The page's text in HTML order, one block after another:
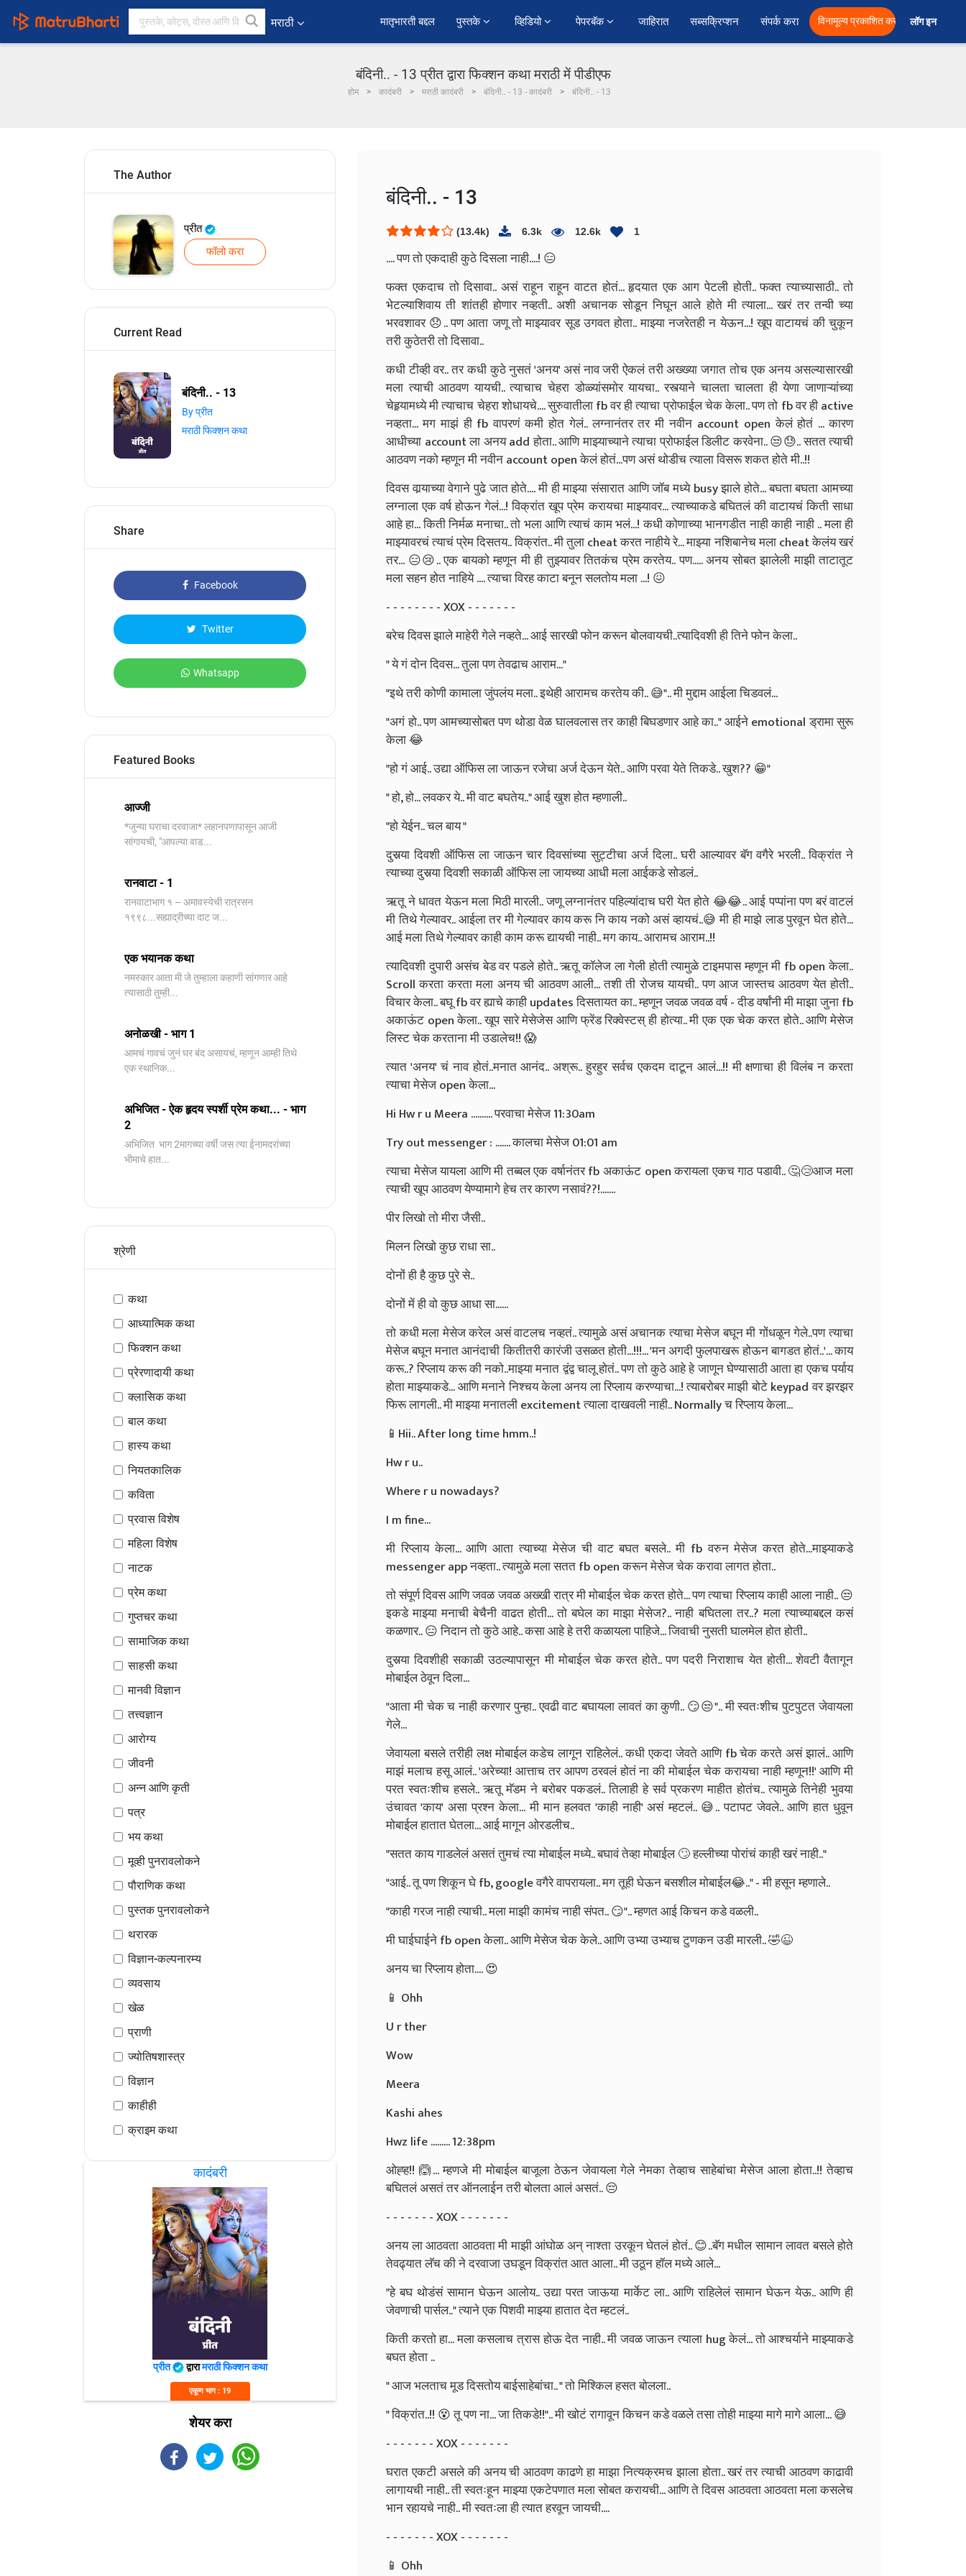
मराठी ﻿मातृभारती बद्दल पुस्तके व्हिडियो पेपरबॅक जाहिरात सब्सक्रिप्शन संपर्क करा विनामूल्य प्रकाशित करा लॉग इन
बंदिनी.. - 13 प्रीत द्वारा फिक्शन कथा मराठी में पीडीएफ
होम कादंबरी मराठी कादंबरी बंदिनी.. - 13 - कादंबरी बंदिनी.. - 13
The Author
प्रीत
फॉलो करा
Current Read
बंदिनी.. - 13
By प्रीत
मराठी फिक्शन कथा
Share
Facebook
Twitter
Whatsapp
Featured Books
आज्जी
*जुन्या घराचा दरवाजा* लहानपणापासून आजी
सांगायची, "आपल्या वाड...
रानवाटा - 1
रानवाटाभाग १ – अमावस्येची रात्रसन
१९९८...सह्याद्रीच्या दाट ज...
एक भयानक कथा
नमस्कार आता मी जे तुम्हाला कहाणी सांगणार आहे
त्यासाठी तुम्ही...
अनोळखी - भाग 1
आमचं गावचं जुनं घर बंद असायचं, म्हणून आम्ही तिथे
एक स्थानिक...
अभिजित - ऐक हृदय स्पर्शी प्रेम कथा... - भाग
2
️अभिजित ️ भाग 2मागच्या वर्षी जस त्या ईनामदरांच्या
भीमाचे हात...
श्रेणी
कथा
आध्यात्मिक कथा
फिक्शन कथा
प्रेरणादायी कथा
क्लासिक कथा
बाल कथा
हास्य कथा
नियतकालिक
कविता
प्रवास विशेष
महिला विशेष
नाटक
प्रेम कथा
गुप्तचर कथा
सामाजिक कथा
साहसी कथा
मानवी विज्ञान
तत्त्वज्ञान
आरोग्य
जीवनी
अन्न आणि कृती
पत्र
भय कथा
मूव्ही पुनरावलोकने
पौराणिक कथा
पुस्तक पुनरावलोकने
थरारक
विज्ञान-कल्पनारम्य
व्यवसाय
खेळ
प्राणी
ज्योतिषशास्त्र
विज्ञान
काहीही
क्राइम कथा
कादंबरी
प्रीत द्वारामराठी फिक्शन कथा
एकूण भाग : 19
शेयर करा
बंदिनी.. - 13
(13.4k) 6.3k 12.6k 1
.... पण तो एकदाही कुठे दिसला नाही....! 😑
फक्त एकदाच तो दिसावा.. असं राहून राहून वाटत होतं... हृदयात एक आग पेटली होती.. फक्त त्याच्यासाठी.. तो
भेटल्याशिवाय ती शांतही होणार नव्हती.. अशी अचानक सोडून निघून आले होते मी त्याला... खरं तर तन्वी च्या
भरवशावर 😞.. पण आता जणू तो माझ्यावर सूड उगवत होता.. माझ्या नजरेतही न येऊन...! खूप वाटायचं की चुकून
तरी कुठेतरी तो दिसावा..
कधी टीव्ही वर.. तर कधी कुठे नुसतं 'अनय' असं नाव जरी ऐकलं तरी अख्ख्या जगात तोच एक अनय असल्यासारखी
मला त्याची आठवण यायची.. त्याचाच चेहरा डोळ्यांसमोर यायचा.. रस्त्याने चालता चालता ही येणा जाणाऱ्यांच्या
चेहर्‍यामध्ये मी त्याचाच चेहरा शोधायचे.... सुरुवातीला fb वर ही त्याचा प्रोफाईल चेक केला.. पण तो fb वर ही active
नव्हता... मग माझं ही fb वापरणं कमी होत गेलं.. लग्नानंतर तर मी नवीन account open केलं होतं ... कारण
आधीच्या account ला अनय add होता.. आणि माझ्याच्याने त्याचा प्रोफाईल डिलीट करवेना.. 😒😓.. सतत त्याची
आठवण नको म्हणून मी नवीन account open केलं होतं...पण असं थोडीच त्याला विसरू शकत होते मी..!!
दिवस वार्‍याच्या वेगाने पुढे जात होते.... मी ही माझ्या संसारात आणि जॉब मध्ये busy झाले होते... बघता बघता आमच्या
लग्नाला एक वर्ष होऊन गेलं...! विक्रांत खूप प्रेम करायचा माझ्यावर... त्याच्याकडे बघितलं की वाटायचं किती साधा
आहे हा... किती निर्मळ मनाचा.. तो भला आणि त्याचं काम भलं...! कधी कोणाच्या भानगडीत नाही काही नाही .. मला ही
माझ्यावरचं त्याचं प्रेम दिसतय.. विक्रांत.. मी तुला cheat करत नाहीये रे... माझ्या नशिबानेच मला cheat केलंय खरं
तर... 😑😢.. एक बायको म्हणून मी ही तुझ्यावर तितकंच प्रेम करतेय.. पण..... अनय सोबत झालेली माझी ताटातूट
मला सहन होत नाहिये .... त्याचा विरह काटा बनून सलतोय मला ...! 😖
- - - - - - - - XOX - - - - - - -
बरेच दिवस झाले माहेरी गेले नव्हते... आई सारखी फोन करून बोलवायची..त्यादिवशी ही तिने फोन केला..
" ये गं दोन दिवस... तुला पण तेवढाच आराम..."
"इथे तरी कोणी कामाला जुंपलंय मला.. इथेही आरामच करतेय की.. 😅".. मी मुद्दाम आईला चिडवलं...
"अगं हो.. पण आमच्यासोबत पण थोडा वेळ घालवलास तर काही बिघडणार आहे का.." आईने emotional ड्रामा सुरू
केला 😂
"हो गं आई.. उद्या ऑफिस ला जाऊन रजेचा अर्ज देऊन येते.. आणि परवा येते तिकडे.. खुश?? 😁"
" हो, हो... लवकर ये.. मी वाट बघतेय.." आई खुश होत म्हणाली..
"हो येईन.. चल बाय "
दुसर्‍या दिवशी ऑफिस ला जाऊन चार दिवसांच्या सुट्टीचा अर्ज दिला.. घरी आल्यावर बॅग वगैरे भरली.. विक्रांत ने
त्याच्या दुसर्‍या दिवशी सकाळी ऑफिस ला जायच्या आधी मला आईकडे सोडलं..
ऋतू ने धावत येऊन मला मिठी मारली.. जणू लग्नानंतर पहिल्यांदाच घरी येत होते 😂😂..आई पप्पांना पण बरं वाटलं
मी तिथे गेल्यावर.. आईला तर मी गेल्यावर काय करू नि काय नको असं व्हायचं..😅मी ही माझे लाड पुरवून घेत होते...
आई मला तिथे गेल्यावर काही काम करू द्यायची नाही.. मग काय.. आरामच आराम..!!
त्यादिवशी दुपारी असंच बेड वर पडले होते.. ऋतू कॉलेज ला गेली होती त्यामुळे टाइमपास म्हणून मी fb open केला..
Scroll करता करता मला अनय ची आठवण आली... तशी ती रोजच यायची.. पण आज जास्तच आठवण येत होती..
विचार केला.. बघू fb वर ह्याचे काही updates दिसतायत का.. म्हणून जवळ जवळ वर्ष - दीड वर्षांनी मी माझा जुना fb
अकाऊंट open केला.. खूप सारे मेसेजेस आणि फ्रेंड रिक्वेस्टस् ही होत्या.. मी एक एक चेक करत होते.. आणि मेसेज
लिस्ट चेक करताना मी उडालेच!! 😱
त्यात 'अनय' चं नाव होतं..मनात आनंद.. अश्रू.. हुरहुर सर्वच एकदम दाटून आलं...!! मी क्षणाचा ही विलंब न करता
त्याचा मेसेज open केला...
Hi Hw r u Meera .......... परवाचा मेसेज 11:30am
Try out messenger : ....... कालचा मेसेज 01:01 am
त्याचा मेसेज यायला आणि मी तब्बल एक वर्षानंतर fb अकाऊंट open करायला एकच गाठ पडावी.. 🤔😢आज मला
त्याची खूप आठवण येण्यामागे हेच तर कारण नसावं??!.......
पीर लिखो तो मीरा जैसी..
मिलन लिखो कुछ राधा सा..
दोनों ही है कुछ पुरे से..
दोनों में ही वो कुछ आधा सा......
तो कधी मला मेसेज करेल असं वाटलच नव्हतं.. त्यामुळे असं अचानक त्याचा मेसेज बघून मी गोंधळून गेले..पण त्याचा
मेसेज बघून मनात आनंदाची कितीतरी कारंजी उसळत होती...!!!... 'मन अगदी फुलपाखरू होऊन बागडत होतं..'... काय
करू..? रिप्लाय करू की नको..माझ्या मनात द्वंद्व चालू होतं.. पण तो कुठे आहे हे जाणून घेण्यासाठी आता हा एकच पर्याय
होता माझ्याकडे... आणि मनाने निश्चय केला अनय ला रिप्लाय करण्याचा...! त्याबरोबर माझी बोटे keypad वर झरझर
फिरू लागली.. मी माझ्या मनातली excitement त्याला दाखवली नाही.. Normally च रिप्लाय केला...
📱Hii.. After long time hmm..!
Hw r u..
Where r u nowadays?
I m fine...
मी रिप्लाय केला... आणि आता त्याच्या मेसेज ची वाट बघत बसले.. मी fb वरुन मेसेज करत होते...माझ्याकडे
messenger app नव्हता.. त्यामुळे मला सतत fb open करून मेसेज चेक करावा लागत होता..
तो संपूर्ण दिवस आणि जवळ जवळ अख्खी रात्र मी मोबाईल चेक करत होते... पण त्याचा रिप्लाय काही आला नाही.. 😒
इकडे माझ्या मनाची बेचैनी वाढत होती... तो बघेल का माझा मेसेज?.. नाही बघितला तर..? मला त्याच्याबद्दल कसं
कळणार.. 😑 निदान तो कुठे आहे.. कसा आहे हे तरी कळायला पाहिजे... जिवाची नुसती घालमेल होत होती..
दुसर्‍या दिवशीही सकाळी उठल्यापासून मी मोबाईल चेक करत होते.. पण पदरी निराशाच येत होती... शेवटी वैतागून
मोबाईल ठेवून दिला...
"आता मी चेक च नाही करणार पुन्हा.. एवढी वाट बघायला लावतं का कुणी.. 😏😒".. मी स्वतःशीच पुटपुटत जेवायला
गेले...
जेवायला बसले तरीही लक्ष मोबाईल कडेच लागून राहिलेलं.. कधी एकदा जेवते आणि fb चेक करते असं झालं.. आणि
माझं मलाच हसू आलं.. 'अरेच्या! आत्ताच तर आपण ठरवलं होतं ना की मोबाईल चेक करायचा नाही म्हणून!!' आणि मी
परत स्वतःशीच हसले.. ऋतू मॅडम ने बरोबर पकडलं.. तिलाही हे सर्व प्रकरण माहीत होतंच.. त्यामुळे तिनेही भुवया
उंचावत 'काय' असा प्रश्‍न केला... मी मान हलवत 'काही नाही' असं म्हटलं.. 😅.. पटापट जेवले.. आणि हात धुवून
मोबाईल हातात घेतला... आई मागून ओरडलीच..
"सतत काय गाडलेलं असतं तुमचं त्या मोबाईल मध्ये.. बघावं तेव्हा मोबाईल 🙄 हल्लीच्या पोरांचं काही खरं नाही.."
"आई.. तू पण शिकून घे fb, google वगैरे वापरायला.. मग तूही घेऊन बसशील मोबाईल😂.." - मी हसून म्हणाले..
"काही गरज नाही त्याची.. मला माझी कामंच नाही संपत.. 😏".. म्हणत आई किचन कडे वळली..
मी घाईघाईने fb open केला.. आणि मेसेज चेक केले.. आणि उभ्या उभ्याच टुणकन उडी मारली.. 🤣😉
अनय चा रिप्लाय होता.... 😍
📱 Ohh
U r ther
Wow
Meera
Kashi ahes
Hwz life ......... 12:38pm
ओह्ह!! 🙆... म्हणजे मी मोबाईल बाजूला ठेऊन जेवायला गेले नेमका तेव्हाच साहेबांचा मेसेज आला होता..!! तेव्हाच
बघितलं असतं तर ऑनलाईन तरी बोलता आलं असतं.. 😔
- - - - - - - XOX - - - - - - -
अनय ला आठवता आठवता मी माझी आंघोळ अन्‌ नाश्ता उरकून घेतलं होतं.. 😊..बॅग मधील सामान लावत बसले होते
तेवढ्यात लॅच की ने दरवाजा उघडून विक्रांत आत आला.. मी उठून हॉल मध्ये आले...
"हे बघ थोडंसं सामान घेऊन आलोय.. उद्या परत जाऊया मार्केट ला.. आणि राहिलेलं सामान घेऊन येऊ.. आणि ही
जेवणाची पार्सल.." त्याने एक पिशवी माझ्या हातात देत म्हटलं..
किती करतो हा... मला कसलाच त्रास होऊ देत नाही.. मी जवळ जाऊन त्याला hug केलं... तो आश्चर्याने माझ्याकडे
बघत होता ..
" आज भलताच मूड दिसतोय बाईसाहेबांचा.. " तो मिश्किल हसत बोलला..
" विक्रांत..!! 😵 तू पण ना... जा तिकडे!!".. मी खोटं रागावून किचन कडे वळले तसा तोही माझ्या मागे मागे आला... 😅
- - - - - - - XOX - - - - - - -
घरात एकटी असले की अनय ची आठवण काढणे हा माझा नित्यक्रमच झाला होता.. खरं तर त्याची आठवण काढावी
लागायची नाही.. ती स्वतःहून माझ्या एकटेपणात मला सोबत करायची... आणि ते दिवस आठवता आठवता मला कसलेच
भान रहायचे नाही.. मी स्वतःला ही त्यात हरवून जायची....
- - - - - - - XOX - - - - - - -
📱 Ohh